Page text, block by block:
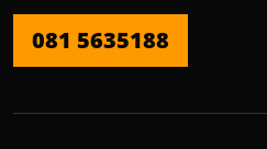
081 5635188